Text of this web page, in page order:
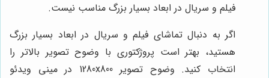
فیلم و سریال در ابعاد بسیار بزرگ مناسب نیست.
اگر به دنبال تماشای فیلم و سریال در ابعاد بسیار بزرگ
هستید، بهتر است پروژکتوری با وضوح تصویر بالاتر را
انتخاب کنید. وضوح تصویر 1280x800 در مینی ویدئو